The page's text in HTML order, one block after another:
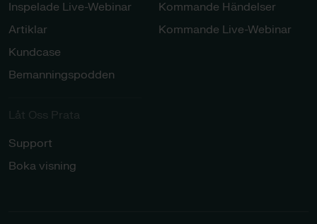
Inspelade Live-Webinar
Artiklar
Kundcase
Bemanningspodden
Kommande Händelser
Kommande Live-Webinar
Låt Oss Prata​
Support
Boka visning